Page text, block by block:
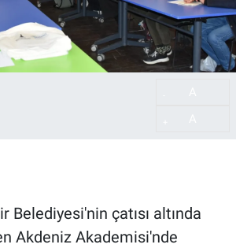
Belediyesi'nin çatısı altında
Akdeniz Akademisi'nde